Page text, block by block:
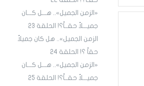
«الزمن الجميل».. هـــل كـــان
جميـــلاً حقــاً؟! الحلقة 23
الزمن الجميل».. هل كان جميلاً
حقاً ؟! الحلقة 24
«الزمن الجميل».. هـــل كـــان
جميـــلاً حقــاً؟! الحلقة 25